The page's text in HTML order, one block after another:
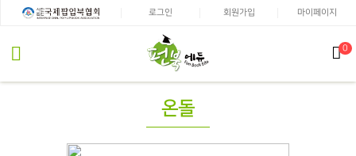
로그인 회원가입 마이페이지
0
온돌